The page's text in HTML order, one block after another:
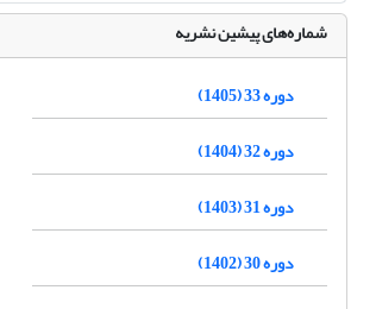
شماره‌های پیشین نشریه
دوره 33 (1405)
دوره 32 (1404)
دوره 31 (1403)
دوره 30 (1402)